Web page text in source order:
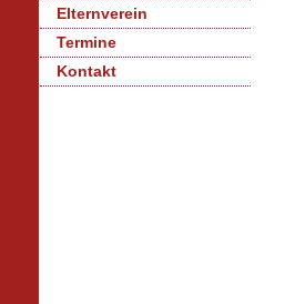
Elternverein
Termine
Kontakt